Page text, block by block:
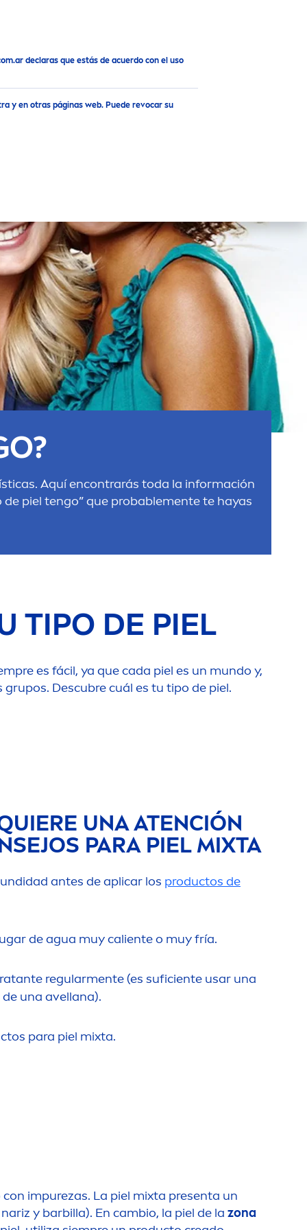
declaras que estás de acuerdo con el uso
y en otras páginas web. Puede revocar su
Aquí encontrarás toda la información
piel tengo” que probablemente te hayas
TIPO DE PIEL
es fácil, ya que cada piel es un mundo y,
Descubre cuál es tu tipo de piel.
UNA ATENCIÓN
PARA PIEL MIXTA
antes de aplicar los productos de
de agua muy caliente o muy fría.
regularmente (es suficiente usar una
una avellana).
para piel mixta.
con impurezas. La piel mixta presenta un
y barbilla). En cambio, la piel de la zona